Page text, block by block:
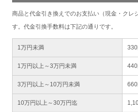
商品と代金引き換えでのお支払い（現金・クレ
す。代金引換手数料は下記の通りです。
1万円未満 330
1万円以上～3万円未満 440
3万円以上～10万円未満 660
10万円以上～30万円迄